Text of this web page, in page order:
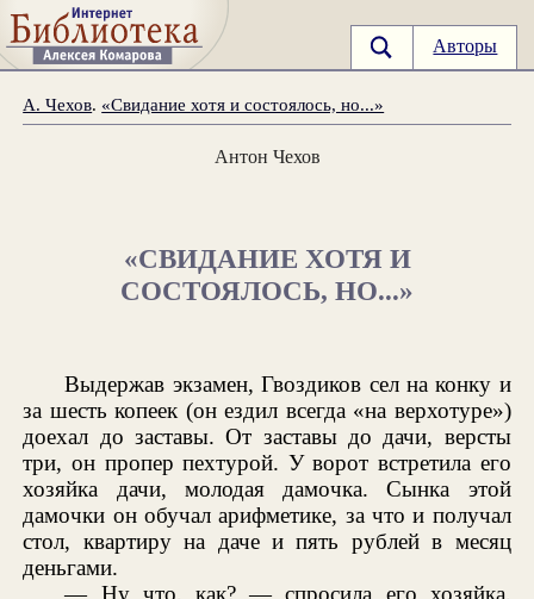
Авторы
А. Чехов. «Свидание хотя и состоялось, но...»
Антон Чехов
«СВИДАНИЕ ХОТЯ И
СОСТОЯЛОСЬ, НО...»
Выдержав экзамен, Гвоздиков сел на конку и
за шесть копеек (он ездил всегда «на верхотуре»)
доехал до заставы. От заставы до дачи, версты
три, он пропер пехтурой. У ворот встретила его
хозяйка дачи, молодая дамочка. Сынка этой
дамочки он обучал арифметике, за что и получал
стол, квартиру на даче и пять рублей в месяц
деньгами.
— Ну что, как? — спросила его хозяйка,